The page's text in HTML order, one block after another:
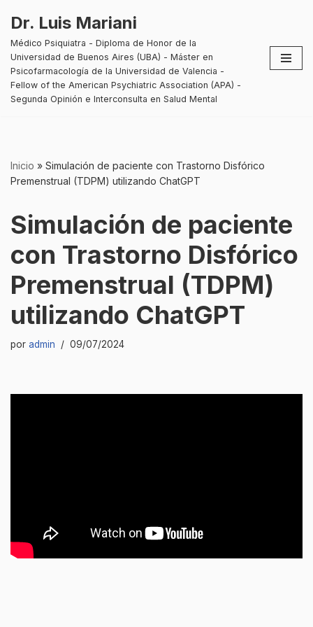
Saltar
al
contenido
Dr. Luis Mariani
Médico Psiquiatra - Diploma de Honor de la
Universidad de Buenos Aires (UBA) - Máster en
Psicofarmacología de la Universidad de Valencia -
Fellow of the American Psychiatric Association (APA) -
Segunda Opinión e Interconsulta en Salud Mental
Inicio » Simulación de paciente con Trastorno Disfórico
Premenstrual (TDPM) utilizando ChatGPT
Simulación de paciente
con Trastorno Disfórico
Premenstrual (TDPM)
utilizando ChatGPT
por admin 09/07/2024